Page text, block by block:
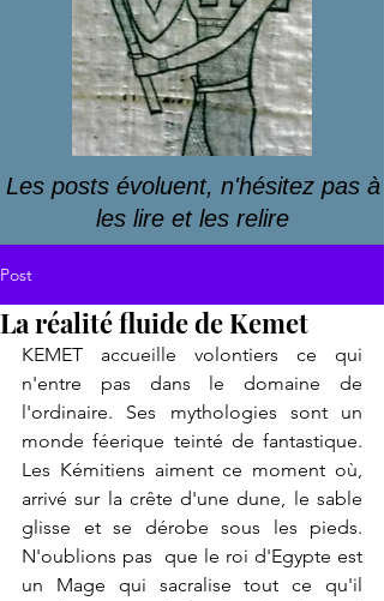
Les posts évoluent, n'hésitez pas à
les lire et les relire
Post
La réalité fluide de Kemet
KEMET accueille volontiers ce qui
n'entre pas dans le domaine de
l'ordinaire. Ses mythologies sont un
monde féerique teinté de fantastique.
Les Kémitiens aiment ce moment où,
arrivé sur la crête d'une dune, le sable
glisse et se dérobe sous les pieds.
N'oublions pas  que le roi d'Egypte est
un Mage qui sacralise tout ce qu'il